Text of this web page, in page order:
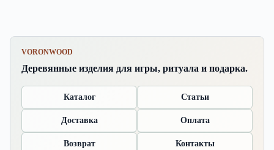
VORONWOOD
Деревянные изделия для игры, ритуала и подарка.
Каталог Статьи
Доставка Оплата
Возврат Контакты